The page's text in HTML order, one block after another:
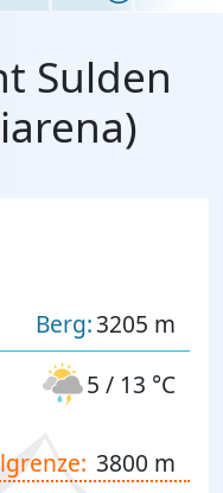
Sulden
Berg:3205 m
5 / 13 °C
3800 m